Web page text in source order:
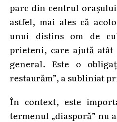
parc din centrul
astfel, mai ales că
unui distins om de
prieteni, care ajută
general. Este o
restaurăm”, a subliniat
În context, este
termenul „diasporă” nu